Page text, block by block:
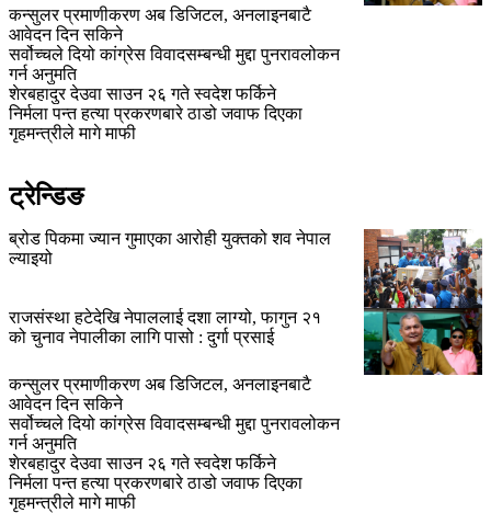
कन्सुलर प्रमाणीकरण अब डिजिटल, अनलाइनबाटै
आवेदन दिन सकिने
सर्वोच्चले दियो कांग्रेस विवादसम्बन्धी मुद्दा पुनरावलोकन
गर्न अनुमति
शेरबहादुर देउवा साउन २६ गते स्वदेश फर्किने
निर्मला पन्त हत्या प्रकरणबारे ठाडो जवाफ दिएका
गृहमन्त्रीले मागे माफी
ट्रेन्डिङ
ब्रोड पिकमा ज्यान गुमाएका आरोही युक्तको शव नेपाल
ल्याइयो
राजसंस्था हटेदेखि नेपाललाई दशा लाग्यो, फागुन २१
को चुनाव नेपालीका लागि पासो : दुर्गा प्रसाई
कन्सुलर प्रमाणीकरण अब डिजिटल, अनलाइनबाटै
आवेदन दिन सकिने
सर्वोच्चले दियो कांग्रेस विवादसम्बन्धी मुद्दा पुनरावलोकन
गर्न अनुमति
शेरबहादुर देउवा साउन २६ गते स्वदेश फर्किने
निर्मला पन्त हत्या प्रकरणबारे ठाडो जवाफ दिएका
गृहमन्त्रीले मागे माफी